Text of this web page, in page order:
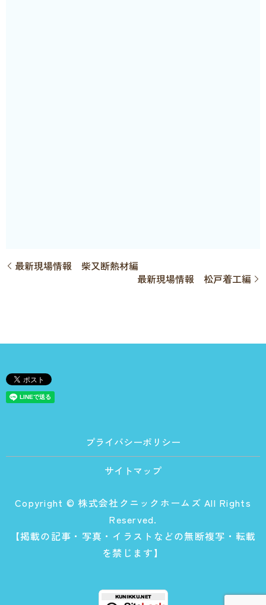
最新現場情報 柴又断熱材編
最新現場情報 松戸着工編
プライバシーポリシー
サイトマップ
Copyright © 株式会社クニックホームズ All Rights
Reserved.
【掲載の記事・写真・イラストなどの無断複写・転載
を禁じます】